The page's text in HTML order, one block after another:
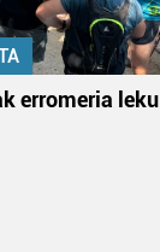
erromeria leku